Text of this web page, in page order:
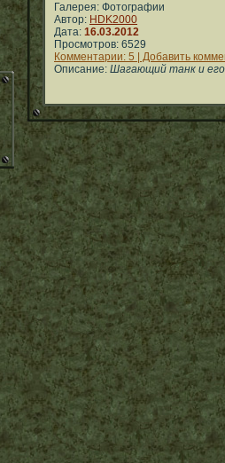
Галерея: Фотографии
Автор: HDK2000
Дата: 16.03.2012
Просмотров: 6529
Комментарии: 5 | Добавить
Описание: Шагающий танк и